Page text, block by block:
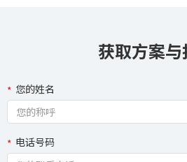
获取方案
您的姓名
电话号码